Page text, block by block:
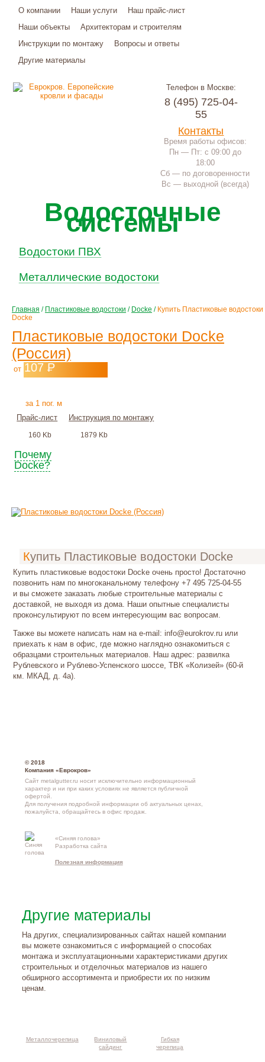
О компании Наши услуги
Наш прайс-лист
Наши объекты
Архитекторам и строителям
Инструкции по монтажу
Вопросы и ответы
Другие материалы
Телефон в Москве:
8 (495) 725-04-
55
Контакты
Время работы офисов:
Пн — Пт: с 09:00 до
18:00
Сб — по договоренности
Вс — выходной (всегда)
Водосточные
системы
Водостоки ПВХ
Металлические водостоки
Главная / Пластиковые водостоки / Docke / Купить Пластиковые водостоки
Docke
Пластиковые водостоки Docke
(Россия)
от 107 Р
за 1 пог. м
Прайс-лист
160 Kb
Инструкция по монтажу
1879 Kb
Почему
Docke?
Купить Пластиковые водостоки Docke
Купить пластиковые водостоки Docke очень просто! Достаточно
позвонить нам по многоканальному телефону +7 495 725-04-55
и вы сможете заказать любые строительные материалы с
доставкой, не выходя из дома. Наши опытные специалисты
проконсультируют по всем интересующим вас вопросам.
Также вы можете написать нам на е-mail: info@eurokrov.ru или
приехать к нам в офис, где можно наглядно ознакомиться с
образцами строительных материалов. Наш адрес: развилка
Рублевского и Рублево-Успенского шоссе, ТВК «Колизей» (60-й
км. МКАД, д. 4а).
© 2018
Компания «Еврокров»
Сайт metalgutter.ru носит исключительно информационный
характер и ни при каких условиях не является публичной
офертой.
Для получения подробной информации об актуальных ценах,
пожалуйста, обращайтесь в офис продаж.
«Синяя голова»
Разработка сайта
Полезная информация
Другие материалы
На других, специализированных сайтах нашей компании
вы можете ознакомиться с информацией о способах
монтажа и эксплуатационными характеристиками других
строительных и отделочных материалов из нашего
обширного ассортимента и приобрести их по низким
ценам.
Металлочерепица
Виниловый
сайдинг
Гибкая
черепица